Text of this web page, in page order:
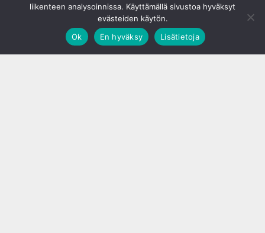
liikenteen analysoinnissa. Käyttämällä sivustoa hyväksyt
evästeiden käytön.
Ok
En hyväksy Lisätietoja